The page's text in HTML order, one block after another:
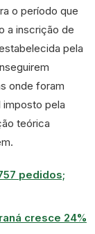
o período que
a inscrição de
pela
onde foram
pela
teórica
pedidos;
cresce 24%